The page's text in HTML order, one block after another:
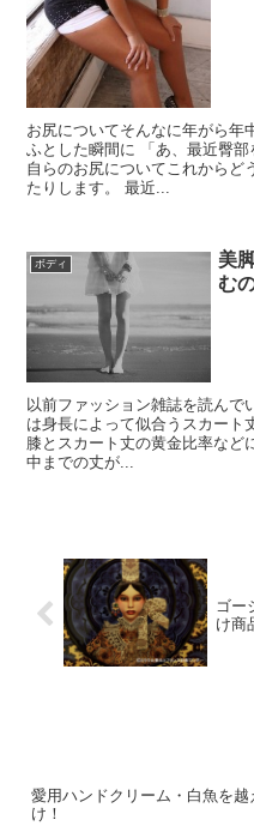
お尻についてそんなに年がら年
ふとした瞬間に 「あ、最近臀
自らのお尻についてこれからど
たりします。 最近...
ボディ
美
む
以前ファッション雑誌を読んで
は身長によって似合うスカート
膝とスカート丈の黄金比率など
中までの丈が...
ゴー
け商
愛用ハンドクリーム・白魚を越
け！